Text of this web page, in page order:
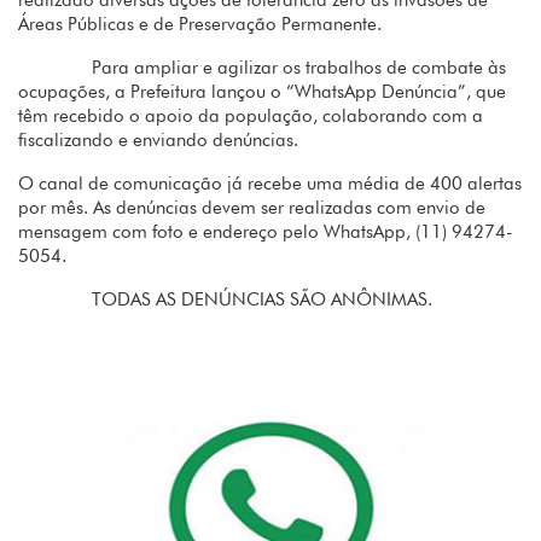
Áreas Públicas e de Preservação Permanente.
Para ampliar e agilizar os trabalhos de combate às
ocupações, a Prefeitura lançou o “WhatsApp Denúncia”, que
têm recebido o apoio da população, colaborando com a
fiscalizando e enviando denúncias.
O canal de comunicação já recebe uma média de 400 alertas
por mês. As denúncias devem ser realizadas com envio de
mensagem com foto e endereço pelo WhatsApp, (11) 94274-
5054.
TODAS AS DENÚNCIAS SÃO ANÔNIMAS.